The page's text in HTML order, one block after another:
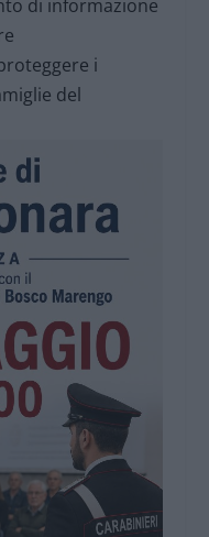
di informazione
i
del